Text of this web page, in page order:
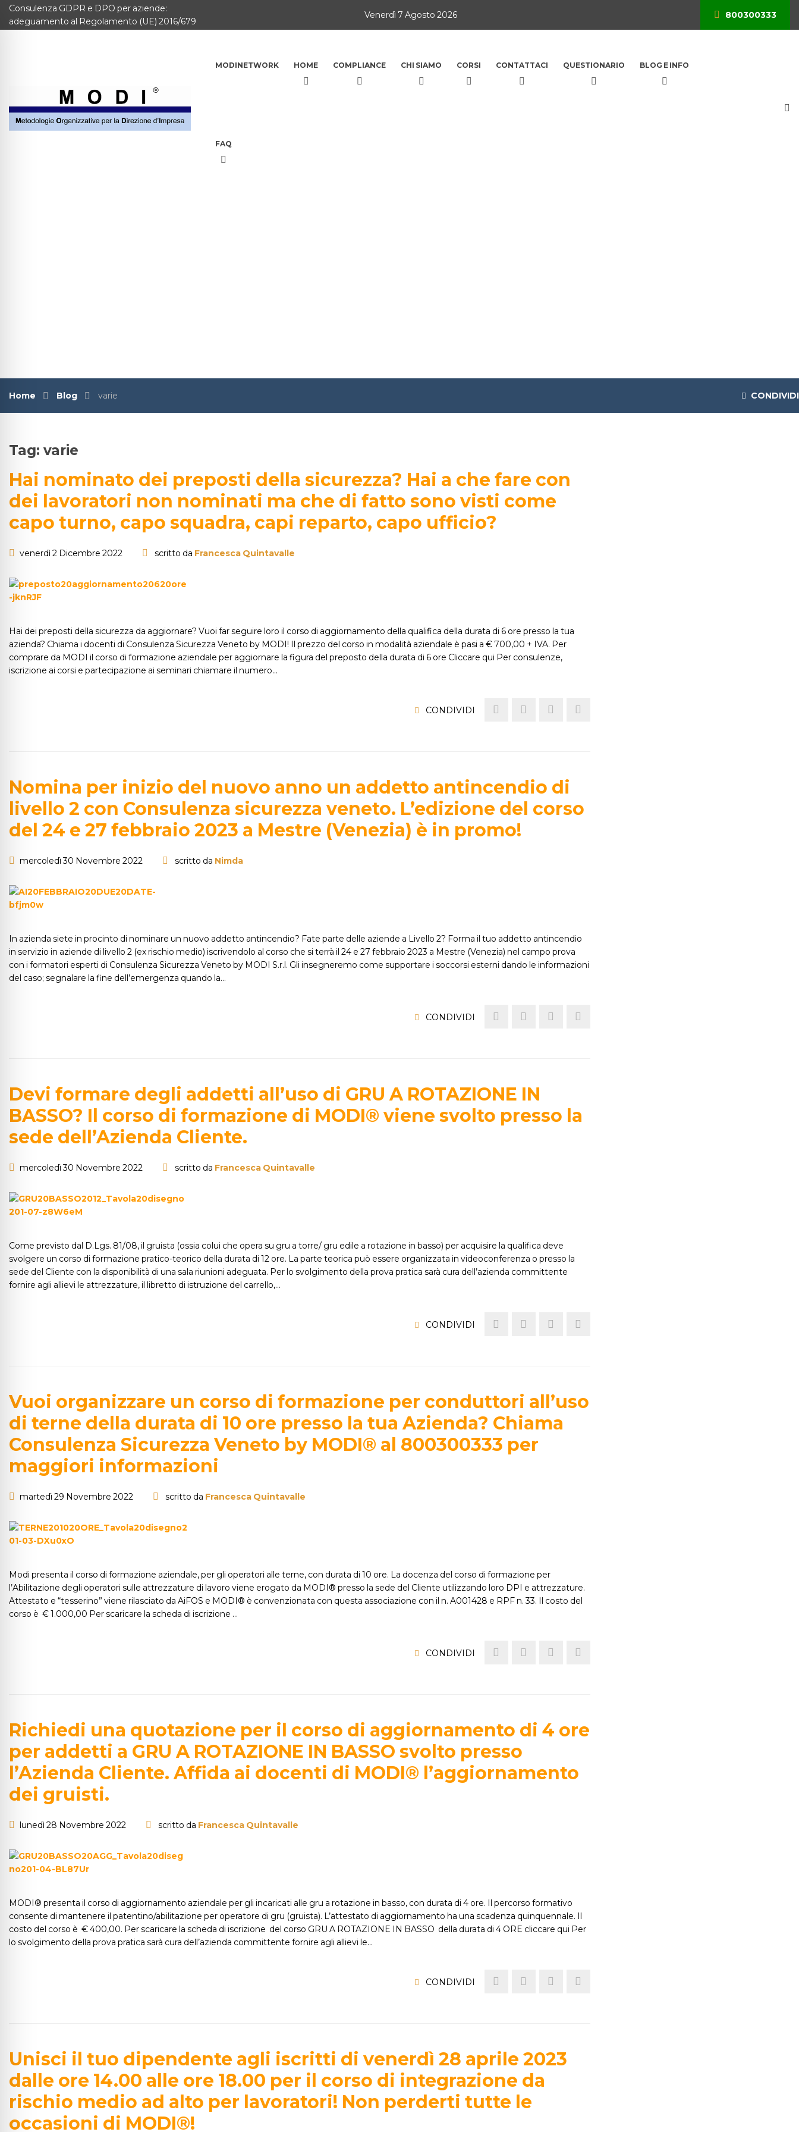
MODINETWORK
Chi Siamo
Corsi
Consulenza GDPR e DPO per aziende:
adeguamento al Regolamento (UE) 2016/679
Venerdì 7 Agosto 2026 800300333
MODINETWORK HOME COMPLIANCE CHI SIAMO CORSI CONTATTACI QUESTIONARIO BLOG E INFO
FAQ
Home Blog varie CONDIVIDI
Tag: varie
Hai nominato dei preposti della sicurezza? Hai a che fare con
dei lavoratori non nominati ma che di fatto sono visti come
capo turno, capo squadra, capi reparto, capo ufficio?
venerdì 2 Dicembre 2022 scritto da Francesca Quintavalle
Hai dei preposti della sicurezza da aggiornare? Vuoi far seguire loro il corso di aggiornamento della qualifica della durata di 6 ore presso la tua
azienda? Chiama i docenti di Consulenza Sicurezza Veneto by MODI! Il prezzo del corso in modalità aziendale è pasi a € 700,00 + IVA. Per
comprare da MODI il corso di formazione aziendale per aggiornare la figura del preposto della durata di 6 ore Cliccare qui Per consulenze,
iscrizione ai corsi e partecipazione ai seminari chiamare il numero…
CONDIVIDI
Nomina per inizio del nuovo anno un addetto antincendio di
livello 2 con Consulenza sicurezza veneto. L’edizione del corso
del 24 e 27 febbraio 2023 a Mestre (Venezia) è in promo!
mercoledì 30 Novembre 2022 scritto da Nimda
In azienda siete in procinto di nominare un nuovo addetto antincendio? Fate parte delle aziende a Livello 2? Forma il tuo addetto antincendio
in servizio in aziende di livello 2 (ex rischio medio) iscrivendolo al corso che si terrà il 24 e 27 febbraio 2023 a Mestre (Venezia) nel campo prova
con i formatori esperti di Consulenza Sicurezza Veneto by MODI S.r.l. Gli insegneremo come supportare i soccorsi esterni dando le informazioni
del caso; segnalare la fine dell’emergenza quando la…
CONDIVIDI
Devi formare degli addetti all’uso di GRU A ROTAZIONE IN
BASSO? Il corso di formazione di MODI® viene svolto presso la
sede dell’Azienda Cliente.
mercoledì 30 Novembre 2022 scritto da Francesca Quintavalle
Come previsto dal D.Lgs. 81/08, il gruista (ossia colui che opera su gru a torre/ gru edile a rotazione in basso) per acquisire la qualifica deve
svolgere un corso di formazione pratico-teorico della durata di 12 ore. La parte teorica può essere organizzata in videoconferenza o presso la
sede del Cliente con la disponibilità di una sala riunioni adeguata. Per lo svolgimento della prova pratica sarà cura dell’azienda committente
fornire agli allievi le attrezzature, il libretto di istruzione del carrello,…
CONDIVIDI
Vuoi organizzare un corso di formazione per conduttori all’uso
di terne della durata di 10 ore presso la tua Azienda? Chiama
Consulenza Sicurezza Veneto by MODI® al 800300333 per
maggiori informazioni
martedì 29 Novembre 2022 scritto da Francesca Quintavalle
Modi presenta il corso di formazione aziendale, per gli operatori alle terne, con durata di 10 ore. La docenza del corso di formazione per
l’Abilitazione degli operatori sulle attrezzature di lavoro viene erogato da MODI® presso la sede del Cliente utilizzando loro DPI e attrezzature.
Attestato e “tesserino” viene rilasciato da AiFOS e MODI® è convenzionata con questa associazione con il n. A001428 e RPF n. 33. Il costo del
corso è € 1.000,00 Per scaricare la scheda di iscrizione …
CONDIVIDI
Richiedi una quotazione per il corso di aggiornamento di 4 ore
per addetti a GRU A ROTAZIONE IN BASSO svolto presso
l’Azienda Cliente. Affida ai docenti di MODI® l’aggiornamento
dei gruisti.
lunedì 28 Novembre 2022 scritto da Francesca Quintavalle
MODI® presenta il corso di aggiornamento aziendale per gli incaricati alle gru a rotazione in basso, con durata di 4 ore. Il percorso formativo
consente di mantenere il patentino/abilitazione per operatore di gru (gruista). L’attestato di aggiornamento ha una scadenza quinquennale. Il
costo del corso è € 400,00. Per scaricare la scheda di iscrizione del corso GRU A ROTAZIONE IN BASSO della durata di 4 ORE cliccare qui Per
lo svolgimento della prova pratica sarà cura dell’azienda committente fornire agli allievi le…
CONDIVIDI
Unisci il tuo dipendente agli iscritti di venerdì 28 aprile 2023
dalle ore 14.00 alle ore 18.00 per il corso di integrazione da
rischio medio ad alto per lavoratori! Non perderti tutte le
occasioni di MODI®!